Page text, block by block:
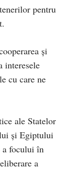
pentru
și
interesele
cu care ne
ale Statelor
și Egiptului
a focului în
a